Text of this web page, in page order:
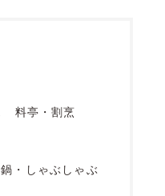
料亭・割烹
鍋・しゃぶしゃぶ